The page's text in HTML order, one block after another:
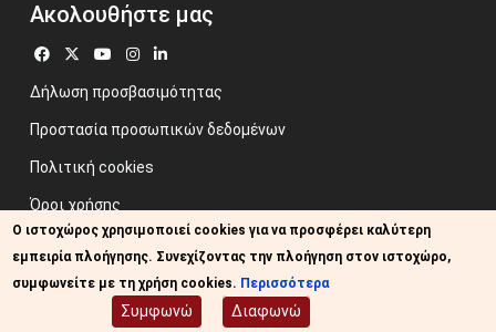
Ακολουθήστε μας
Δήλωση προσβασιμότητας
Προστασία προσωπικών δεδομένων
Πολιτική cookies
Όροι χρήσης
Προηγούμενος ιστότοπος
Image credits: Some designed by Freepik
Ο ιστοχώρος χρησιμοποιεί cookies για να προσφέρει καλύτερη
εμπειρία πλοήγησης. Συνεχίζοντας την πλοήγηση στον ιστοχώρο,
συμφωνείτε με τη χρήση cookies. Περισσότερα
Συμφωνώ Διαφωνώ